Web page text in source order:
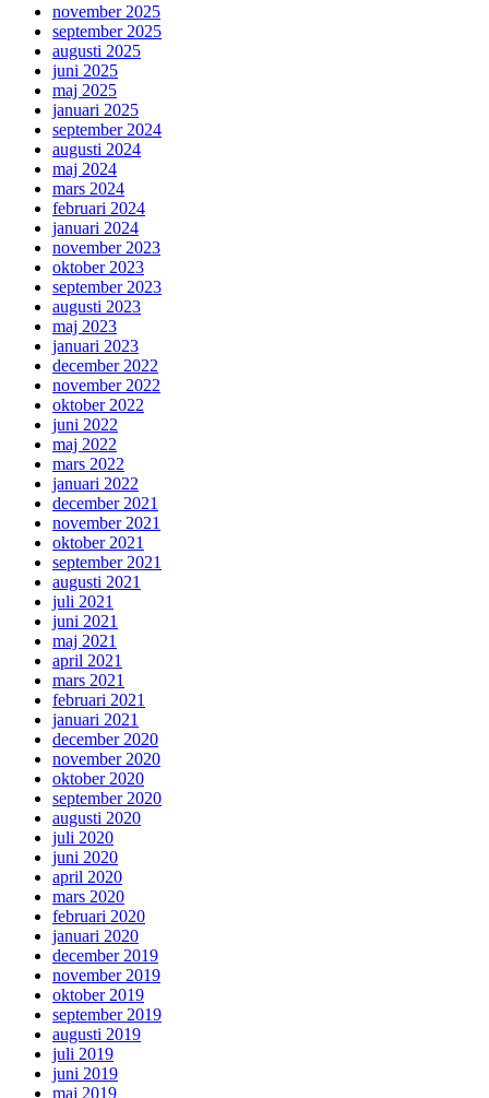
november 2025
september 2025
augusti 2025
juni 2025
maj 2025
januari 2025
september 2024
augusti 2024
maj 2024
mars 2024
februari 2024
januari 2024
november 2023
oktober 2023
september 2023
augusti 2023
maj 2023
januari 2023
december 2022
november 2022
oktober 2022
juni 2022
maj 2022
mars 2022
januari 2022
december 2021
november 2021
oktober 2021
september 2021
augusti 2021
juli 2021
juni 2021
maj 2021
april 2021
mars 2021
februari 2021
januari 2021
december 2020
november 2020
oktober 2020
september 2020
augusti 2020
juli 2020
juni 2020
april 2020
mars 2020
februari 2020
januari 2020
december 2019
november 2019
oktober 2019
september 2019
augusti 2019
juli 2019
juni 2019
maj 2019